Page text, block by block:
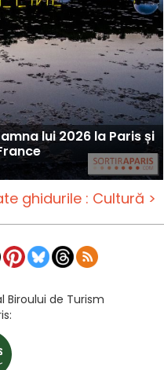
lui 2026 la Paris și
ghidurile : Cultură >
Biroului de Turism